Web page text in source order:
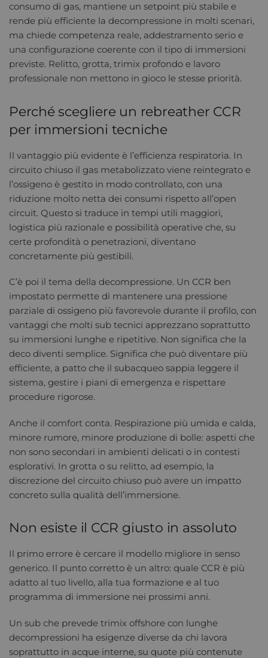
consumo di gas, mantiene un setpoint più stabile e
rende più efficiente la decompressione in molti scenari,
ma chiede competenza reale, addestramento serio e
una configurazione coerente con il tipo di immersioni
previste. Relitto, grotta, trimix profondo e lavoro
professionale non mettono in gioco le stesse priorità.
Perché scegliere un rebreather CCR
per immersioni tecniche
Il vantaggio più evidente è l’efficienza respiratoria. In
circuito chiuso il gas metabolizzato viene reintegrato e
l’ossigeno è gestito in modo controllato, con una
riduzione molto netta dei consumi rispetto all’open
circuit. Questo si traduce in tempi utili maggiori,
logistica più razionale e possibilità operative che, su
certe profondità o penetrazioni, diventano
concretamente più gestibili.
C’è poi il tema della decompressione. Un CCR ben
impostato permette di mantenere una pressione
parziale di ossigeno più favorevole durante il profilo, con
vantaggi che molti sub tecnici apprezzano soprattutto
su immersioni lunghe e ripetitive. Non significa che la
deco diventi semplice. Significa che può diventare più
efficiente, a patto che il subacqueo sappia leggere il
sistema, gestire i piani di emergenza e rispettare
procedure rigorose.
Anche il comfort conta. Respirazione più umida e calda,
minore rumore, minore produzione di bolle: aspetti che
non sono secondari in ambienti delicati o in contesti
esplorativi. In grotta o su relitto, ad esempio, la
discrezione del circuito chiuso può avere un impatto
concreto sulla qualità dell’immersione.
Non esiste il CCR giusto in assoluto
Il primo errore è cercare il modello migliore in senso
generico. Il punto corretto è un altro: quale CCR è più
adatto al tuo livello, alla tua formazione e al tuo
programma di immersione nei prossimi anni.
Un sub che prevede trimix offshore con lunghe
decompressioni ha esigenze diverse da chi lavora
soprattutto in acque interne, su quote più contenute